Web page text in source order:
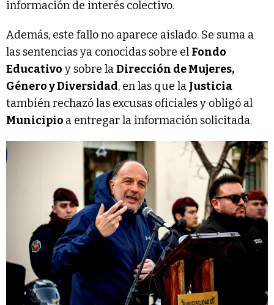
información de interés colectivo.
Además, este fallo no aparece aislado. Se suma a
las sentencias ya conocidas sobre el Fondo
Educativo y sobre laDirección de Mujeres,
Género y Diversidad, en las que la Justicia
también rechazó las excusas oficiales y obligó al
Municipio a entregar la información solicitada.